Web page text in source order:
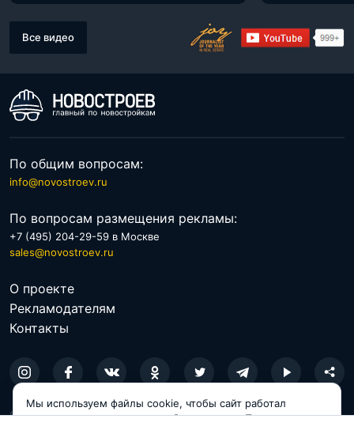
Все видео
По общим вопросам:
info@novostroev.ru
По вопросам размещения рекламы:
+7 (495) 204-29-59 в Москве
sales@novostroev.ru
О проекте
Рекламодателям
Контакты
© 2026 NOVOSTROEV.RU
Мы используем файлы cookie, чтобы сайт работал
корректно и становился удобнее для вас. Продолжая